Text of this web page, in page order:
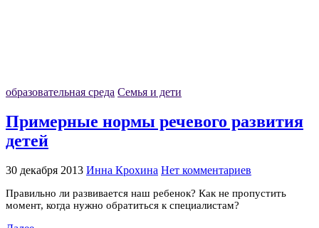
образовательная среда Семья и дети
Примерные нормы речевого развития
детей
30 декабря 2013 Инна Крохина Нет комментариев
Правильно ли развивается наш ребенок? Как не пропустить
момент, когда нужно обратиться к специалистам?